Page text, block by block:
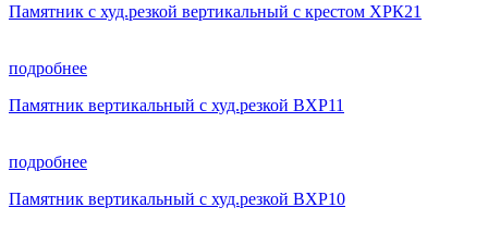
Памятник с худ.резкой вертикальный с крестом ХРК21
подробнее
Памятник вертикальный с худ.резкой ВХР11
подробнее
Памятник вертикальный с худ.резкой ВХР10